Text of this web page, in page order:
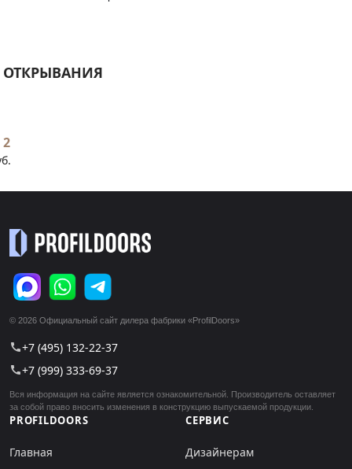
© 2026 Официальный сайт дилера фабрики «ProfilDoors»
call+7 (495) 132-22-37
call+7 (999) 333-69-37
Вся информация на сайте является ознакомительной. Производитель оставляет
за собой право вносить изменения в конструкцию выпускаемой продукции.
PROFILDOORS
Главная
СЕРВИС
Дизайнерам